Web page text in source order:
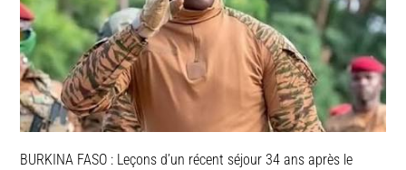
BURKINA FASO : Leçons d’un récent séjour 34 ans après le